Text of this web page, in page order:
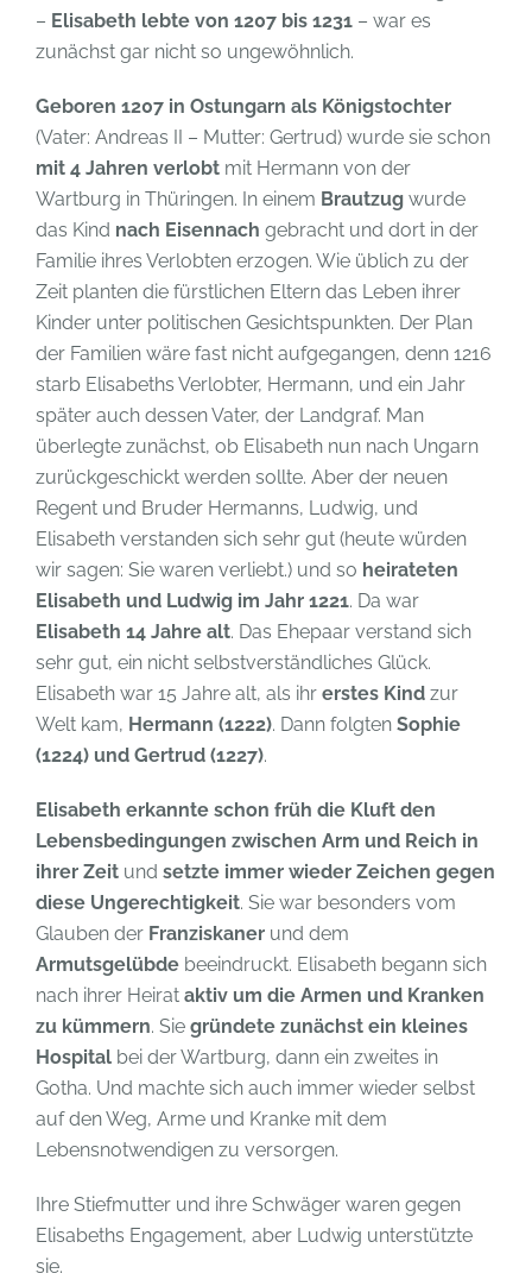
– Elisabeth lebte von 1207 bis 1231 – war es
zunächst gar nicht so ungewöhnlich.
Geboren 1207 in Ostungarn als Königstochter
(Vater: Andreas II – Mutter: Gertrud) wurde sie schon
mit 4 Jahren verlobt mit Hermann von der
Wartburg in Thüringen. In einem Brautzug wurde
das Kind nach Eisennach gebracht und dort in der
Familie ihres Verlobten erzogen. Wie üblich zu der
Zeit planten die fürstlichen Eltern das Leben ihrer
Kinder unter politischen Gesichtspunkten. Der Plan
der Familien wäre fast nicht aufgegangen, denn 1216
starb Elisabeths Verlobter, Hermann, und ein Jahr
später auch dessen Vater, der Landgraf. Man
überlegte zunächst, ob Elisabeth nun nach Ungarn
zurückgeschickt werden sollte. Aber der neuen
Regent und Bruder Hermanns, Ludwig, und
Elisabeth verstanden sich sehr gut (heute würden
wir sagen: Sie waren verliebt.) und so heirateten
Elisabeth und Ludwig im Jahr 1221. Da war
Elisabeth 14 Jahre alt. Das Ehepaar verstand sich
sehr gut, ein nicht selbstverständliches Glück.
Elisabeth war 15 Jahre alt, als ihr erstes Kind zur
Welt kam, Hermann (1222). Dann folgten Sophie
(1224) und Gertrud (1227).
Elisabeth erkannte schon früh die Kluft den
Lebensbedingungen zwischen Arm und Reich in
ihrer Zeit und setzte immer wieder Zeichen gegen
diese Ungerechtigkeit. Sie war besonders vom
Glauben der Franziskaner und dem
Armutsgelübde beeindruckt. Elisabeth begann sich
nach ihrer Heirat aktiv um die Armen und Kranken
zu kümmern. Sie gründete zunächst ein kleines
Hospital bei der Wartburg, dann ein zweites in
Gotha. Und machte sich auch immer wieder selbst
auf den Weg, Arme und Kranke mit dem
Lebensnotwendigen zu versorgen.
Ihre Stiefmutter und ihre Schwäger waren gegen
Elisabeths Engagement, aber Ludwig unterstützte
sie.